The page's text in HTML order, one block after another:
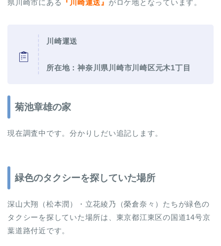
県川崎市にある
『川崎運送』 がロケ地となっています。
川崎運送
所在地：神奈川県川崎市川崎区元木1丁目
菊池章雄の家
現在調査中です。分かりしだい追記します。
緑色のタクシーを探していた場所
深山大翔（松本潤）・立花綾乃（榮倉奈々）たちが緑色の
タクシーを探していた場所は、東京都江東区の国道14号京
葉道路付近です。